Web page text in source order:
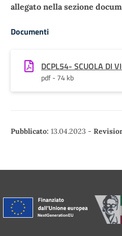
allegato nella sezione
Documenti
DCPL54- SCUOLA DI
pdf - 74 kb
Pubblicato: 13.04.2023 -